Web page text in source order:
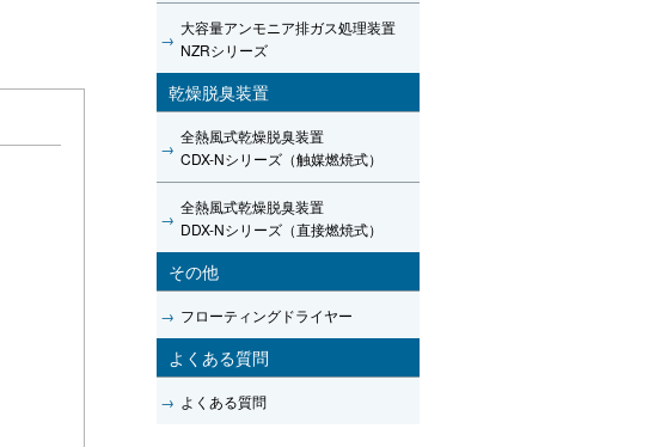
→
大容量アンモニア排ガス処理装置
NZRシリーズ
乾燥脱臭装置
→
全熱風式乾燥脱臭装置
CDX-Nシリーズ（触媒燃焼式）
→
全熱風式乾燥脱臭装置
DDX-Nシリーズ（直接燃焼式）
その他
→ フローティングドライヤー
よくある質問
→ よくある質問